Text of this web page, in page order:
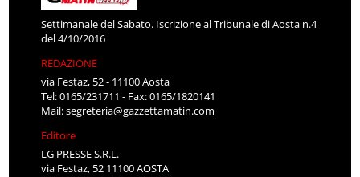
Settimanale del Sabato. Iscrizione al Tribunale di Aosta n.4
del 4/10/2016
REDAZIONE
via Festaz, 52 - 11100 Aosta
Tel: 0165/231711 - Fax: 0165/1820141
Mail:segreteria@gazzettamatin.com
Editore
LG PRESSE S.R.L.
via Festaz, 52 11100 AOSTA